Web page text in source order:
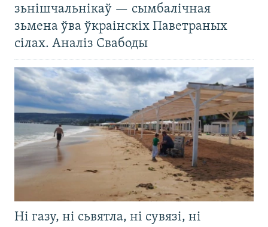
зьнішчальнікаў — сымбалічная
зьмена ўва ўкраінскіх Паветраных
сілах. Аналіз Свабоды
Ні газу, ні сьвятла, ні сувязі, ні